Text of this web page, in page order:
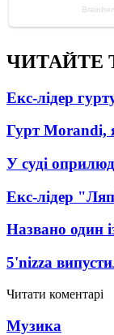
ЧИТАЙТЕ
Екс-лідер
Гурт Morandi,
У суді
Екс-лідер
Названо один
5'nizza
Читати коментарі
Музика